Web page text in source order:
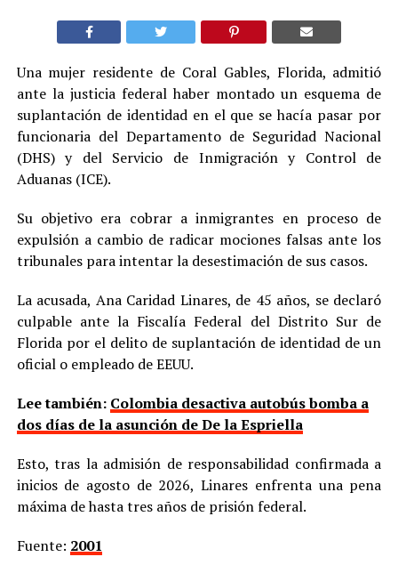
Una mujer residente de Coral Gables, Florida, admitió
ante la justicia federal haber montado un esquema de
suplantación de identidad en el que se hacía pasar por
funcionaria del Departamento de Seguridad Nacional
(DHS) y del Servicio de Inmigración y Control de
Aduanas (ICE).
Su objetivo era cobrar a inmigrantes en proceso de
expulsión a cambio de radicar mociones falsas ante los
tribunales para intentar la desestimación de sus casos.
La acusada, Ana Caridad Linares, de 45 años, se declaró
culpable ante la Fiscalía Federal del Distrito Sur de
Florida por el delito de suplantación de identidad de un
oficial o empleado de EEUU.
Lee también: Colombia desactiva autobús bomba a
dos días de la asunción de De la Espriella
Esto, tras la admisión de responsabilidad confirmada a
inicios de agosto de 2026, Linares enfrenta una pena
máxima de hasta tres años de prisión federal.
Fuente: 2001